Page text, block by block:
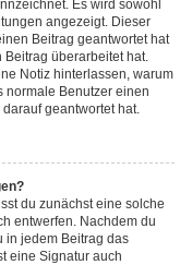
Es wird sowohl
angezeigt. Dieser
Beitrag geantwortet hat
überarbeitet hat.
Notiz hinterlassen, warum
normale Benutzer einen
geantwortet hat.
du zunächst eine solche
entwerfen. Nachdem du
in jedem Beitrag das
eine Signatur auch